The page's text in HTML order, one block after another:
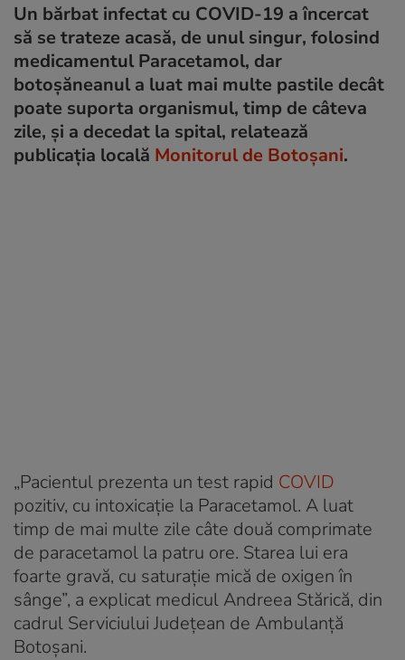
Un bărbat infectat cu COVID-19 a încercat
să se trateze acasă, de unul singur, folosind
medicamentul Paracetamol, dar
botoșăneanul a luat mai multe pastile decât
poate suporta organismul, timp de câteva
zile, și a decedat la spital, relatează
publicația locală Monitorul de Botoșani.
„Pacientul prezenta un test rapid COVID
pozitiv, cu intoxicație la Paracetamol. A luat
timp de mai multe zile câte două comprimate
de paracetamol la patru ore. Starea lui era
foarte gravă, cu saturație mică de oxigen în
sânge”, a explicat medicul Andreea Stărică, din
cadrul Serviciului Județean de Ambulanță
Botoșani.